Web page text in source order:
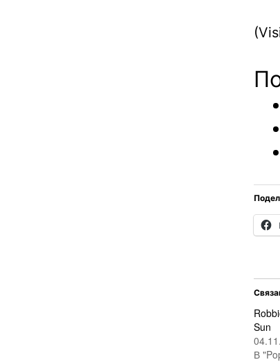
Sun
В